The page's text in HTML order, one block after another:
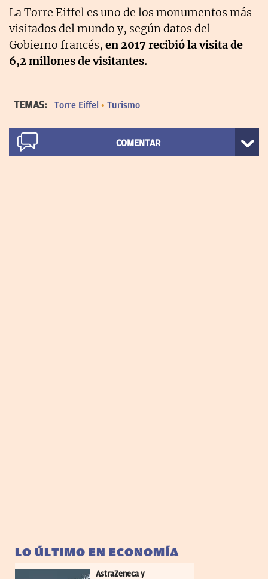
La Torre Eiffel es uno de los monumentos más
visitados del mundo y, según datos del
Gobierno francés, en 2017 recibió la visita de
6,2 millones de visitantes.
TEMAS: Torre Eiffel Turismo
COMENTAR
LO ÚLTIMO EN ECONOMÍA
AstraZeneca y